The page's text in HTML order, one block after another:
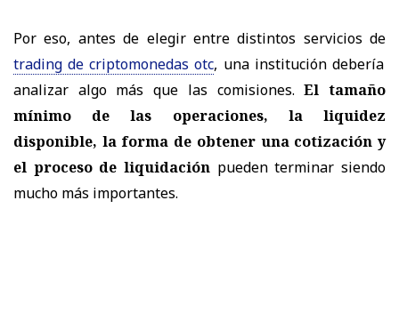
Por eso, antes de elegir entre distintos servicios de
trading de criptomonedas otc, una institución debería
analizar algo más que las comisiones.El tamaño
mínimo de las operaciones, la liquidez
disponible, la forma de obtener una cotización y
el proceso de liquidación pueden terminar siendo
mucho más importantes.